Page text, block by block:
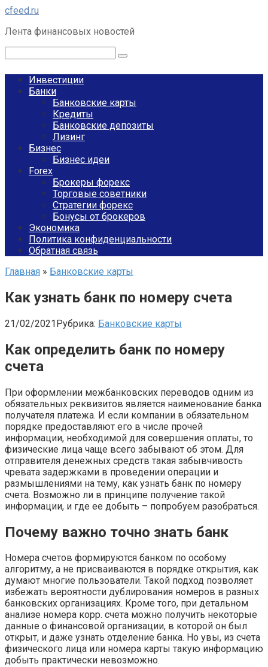
Перейти
контенту
cfeed.ru
Лента финансовых новостей
Инвестиции
Банки
Банковские карты
Кредиты
Банковские депозиты
Лизинг
Бизнес
Бизнес идеи
Forex
Брокеры форекс
Торговые советники
Стратегии форекс
Бонусы от брокеров
Экономика
Политика конфиденциальности
Обратная связь
Главная » Банковские карты
Как узнать банк по номеру счета
21/02/2021Рубрика: Банковские карты
Как определить банк по номеру
счета
При оформлении межбанковских переводов одним из
обязательных реквизитов является наименование банка
получателя платежа. И если компании в обязательном
порядке предоставляют его в числе прочей
информации, необходимой для совершения оплаты, то
физические лица чаще всего забывают об этом. Для
отправителя денежных средств такая забывчивость
чревата задержками в проведении операции и
размышлениями на тему, как узнать банк по номеру
счета. Возможно ли в принципе получение такой
информации, и где ее добыть – попробуем разобраться.
Почему важно точно знать банк
Номера счетов формируются банком по особому
алгоритму, а не присваиваются в порядке открытия, как
думают многие пользователи. Такой подход позволяет
избежать вероятности дублирования номеров в разных
банковских организациях. Кроме того, при детальном
анализе номера корр. счета можно получить некоторые
данные о финансовой организации, в которой он был
открыт, и даже узнать отделение банка. Но увы, из счета
физического лица или номера карты такую информацию
добыть практически невозможно.